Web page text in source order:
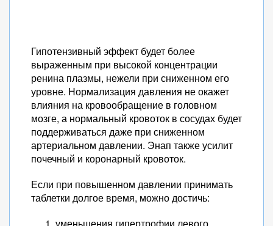
Гипотензивный эффект будет более
выраженным при высокой концентрации
ренина плазмы, нежели при сниженном его
уровне. Нормализация давления не окажет
влияния на кровообращение в головном
мозге, а нормальный кровоток в сосудах будет
поддерживаться даже при сниженном
артериальном давлении. Энап также усилит
почечный и коронарный кровоток.
Если при повышенном давлении принимать
таблетки долгое время, можно достичь: